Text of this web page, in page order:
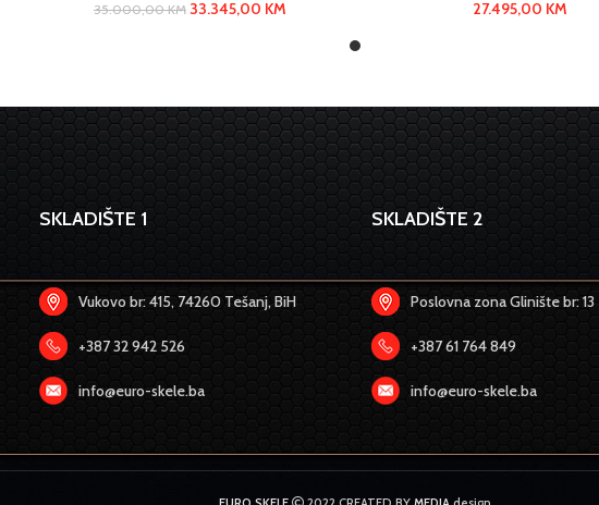
35.000,00KM 33.345,00 KM
27.495,00 KM
SKLADIŠTE 1
Vukovo br: 415, 74260 Tešanj, BiH
+387 32 942 526
info@euro-skele.ba
SKLADIŠTE 2
Poslovna zona Glinište br: 13
+387 61 764 849
info@euro-skele.ba